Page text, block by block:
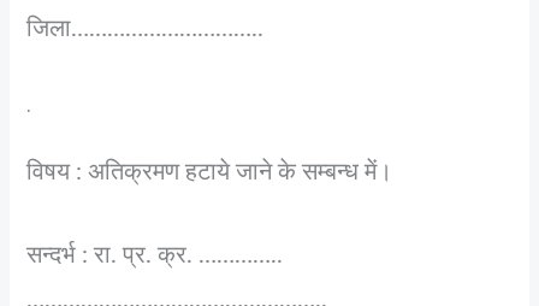
जिला…………………………..
.
विषय : अतिक्रमण हटाये जाने के सम्बन्ध में।
सन्दर्भ : रा. प्र. क्र. …………..
…………………………………………..